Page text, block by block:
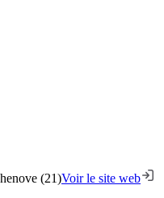
(21)Voir le site web